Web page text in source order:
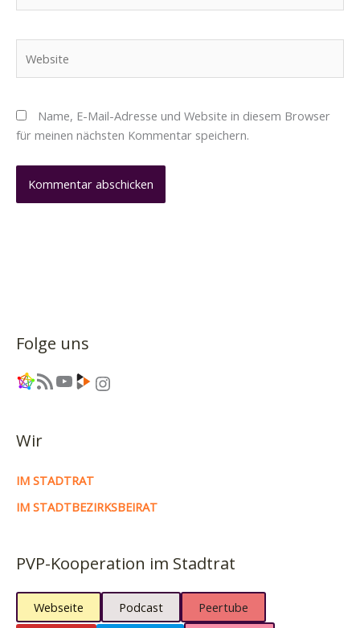
Name, E-Mail-Adresse und Website in diesem Browser
für meinen nächsten Kommentar speichern.
Folge uns
Link RSS-Feed YouTube Link Instagram
Wir
IM STADTRAT
IM STADTBEZIRKSBEIRAT
PVP-Kooperation im Stadtrat
Webseite Podcast
Peertube